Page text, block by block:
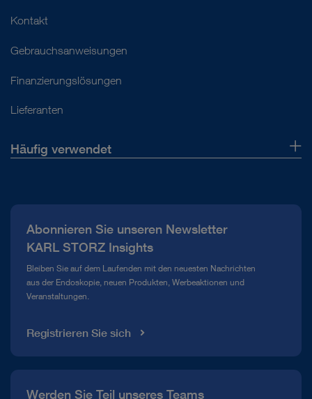
Kontakt
Gebrauchsanweisungen
Finanzierungslösungen
Lieferanten
Häufig verwendet
Compliance Hotline
Mediathek
Abonnieren Sie unseren Newsletter
KARL STORZ Insights
Bleiben Sie auf dem Laufenden mit den neuesten Nachrichten
aus der Endoskopie, neuen Produkten, Werbeaktionen und
Veranstaltungen.
Registrieren Sie sich
Werden Sie Teil unseres Teams